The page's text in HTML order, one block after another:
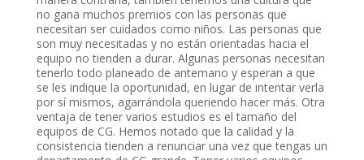
no gana muchos premios con las personas que
necesitan ser cuidados como niños. Las personas que
son muy necesitadas y no están orientadas hacia el
equipo no tienden a durar. Algunas personas necesitan
tenerlo todo planeado de antemano y esperan a que
se les indique la oportunidad, en lugar de intentar verla
por sí mismos, agarrándola queriendo hacer más. Otra
ventaja de tener varios estudios es el tamaño del
equipos de CG. Hemos notado que la calidad y la
consistencia tienden a renunciar una vez que tengas un